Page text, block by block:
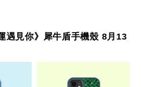
遇見你》犀牛盾手機殼 8月13